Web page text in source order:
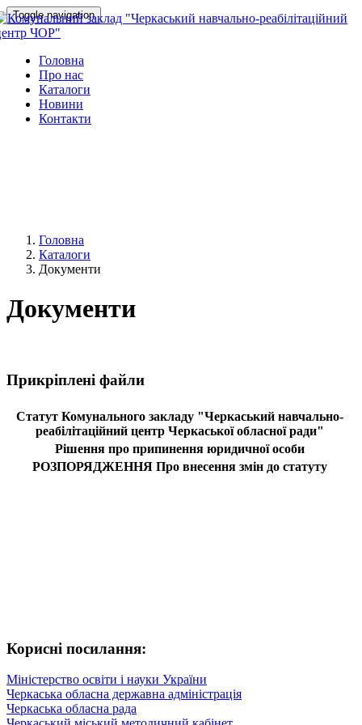
Toggle navigation
Головна
Про нас
Каталоги
Новини
Контакти
Головна
Каталоги
Документи
Документи
Прикріплені файли
Статут Комунального закладу "Черкаський навчально-
реабілітаційний центр Черкаської обласної ради"
Рішення про припинення юридичної особи
РОЗПОРЯДЖЕННЯ Про внесення змін до статуту
Корисні посилання:
Міністерство освіти і науки України
Черкаська обласна державна адміністрація
Черкаська обласна рада